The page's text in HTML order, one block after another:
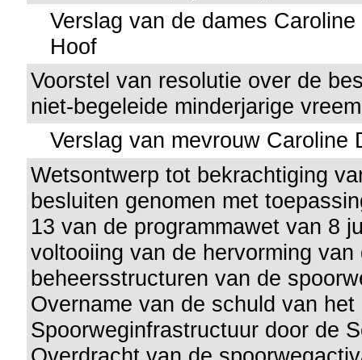
Verslag van de dames
Hoof
Voorstel van resolutie over de
niet-begeleide minderjarige
Verslag van mevrouw Caroline
Wetsontwerp tot bekrachtiging
besluiten genomen met
13 van de programmawet van 8
voltooiing van de hervorming van
beheersstructuren van de
Overname van de schuld van
Spoorweginfrastructuur door de